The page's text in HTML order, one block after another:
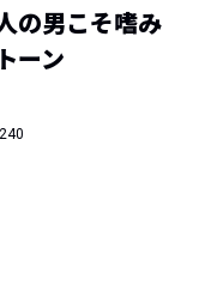
の男こそ嗜み
ーン